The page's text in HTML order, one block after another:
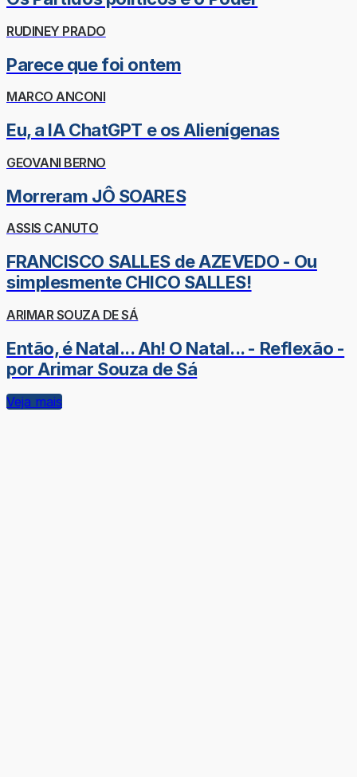
RUDINEY PRADO
Parece que foi ontem
MARCO ANCONI
Eu, a IA ChatGPT e os Alienígenas
GEOVANI BERNO
Morreram JÔ SOARES
ASSIS CANUTO
FRANCISCO SALLES de AZEVEDO - Ou
simplesmente CHICO SALLES!
ARIMAR SOUZA DE SÁ
Então, é Natal... Ah! O Natal... - Reflexão -
por Arimar Souza de Sá
Veja mais